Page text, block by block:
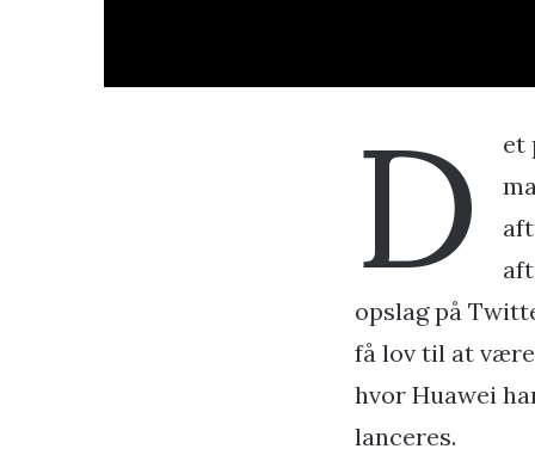
D
et
opslag på
få lov til at
hvor Huawei
lanceres.